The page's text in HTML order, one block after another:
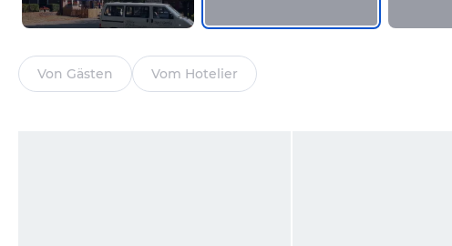
Von Gästen Vom Hotelier